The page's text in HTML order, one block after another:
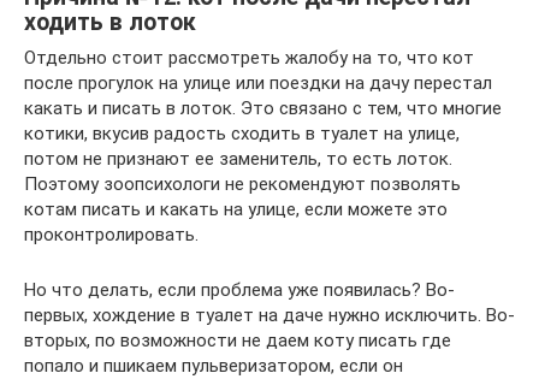
ходить в лоток
Отдельно стоит рассмотреть жалобу на то, что кот
после прогулок на улице или поездки на дачу перестал
какать и писать в лоток. Это связано с тем, что многие
котики, вкусив радость сходить в туалет на улице,
потом не признают ее заменитель, то есть лоток.
Поэтому зоопсихологи не рекомендуют позволять
котам писать и какать на улице, если можете это
проконтролировать.
Но что делать, если проблема уже появилась? Во-
первых, хождение в туалет на даче нужно исключить. Во-
вторых, по возможности не даем коту писать где
попало и пшикаем пульверизатором, если он